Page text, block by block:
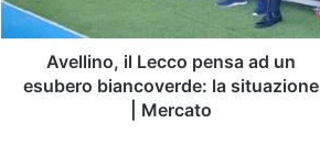
biancoverde:
la
situazioneAvellino, il Lecco pensa ad un
esubero biancoverde: la situazione
| Mercato